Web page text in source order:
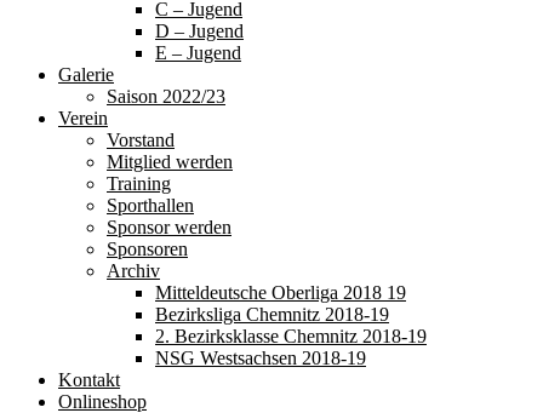
C – Jugend
D – Jugend
E – Jugend
Galerie
Saison 2022/23
Verein
Vorstand
Mitglied werden
Training
Sporthallen
Sponsor werden
Sponsoren
Archiv
Mitteldeutsche Oberliga 2018 19
Bezirksliga Chemnitz 2018-19
2. Bezirksklasse Chemnitz 2018-19
NSG Westsachsen 2018-19
Kontakt
Onlineshop